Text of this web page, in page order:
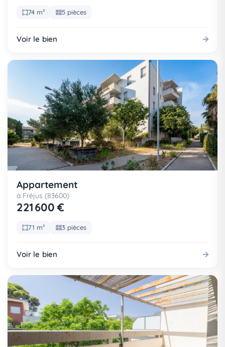
74 m² 5 pièces
Voir le bien
Appartement
à Fréjus (83600)
221 600 €
71 m² 3 pièces
Voir le bien